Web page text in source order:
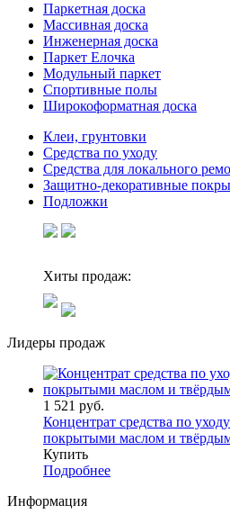
Паркетная доска
Массивная доска
Инженерная доска
Паркет Елочка
Модульный паркет
Спортивные полы
Широкоформатная доска
Клеи, грунтовки
Средства по уходу
Средства для локального
Защитно-декоративные
Подложки
Хиты продаж:
Лидеры продаж
1 521 руб.
Концентрат средства по
покрытыми маслом и
Купить
Подробнее
Информация